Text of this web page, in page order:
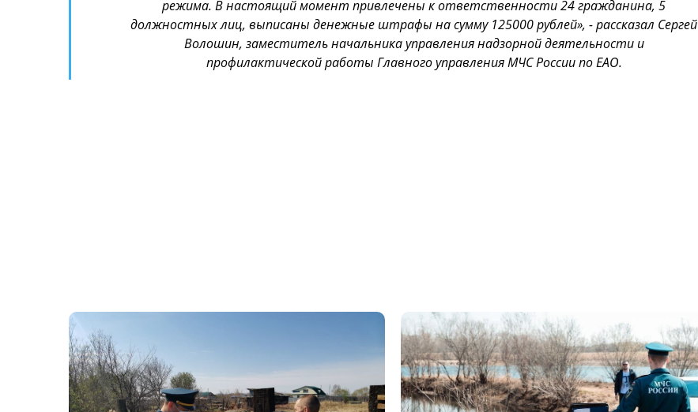
режима. В настоящий момент привлечены к ответственности 24 гражданина, 5
должностных лиц, выписаны денежные штрафы на сумму 125000 рублей», -рассказал Сергей
Волошин, заместитель начальника управления надзорной деятельности и
профилактической работы Главного управления МЧС России по ЕАО.